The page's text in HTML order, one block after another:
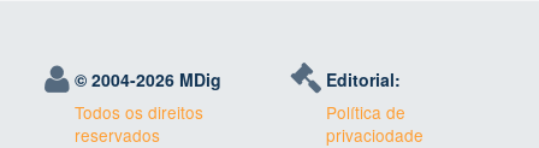
© 2004-2026 MDig
Todos os direitos
reservados
Editorial:
Política de
privaciodade